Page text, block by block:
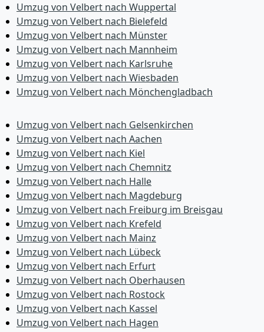
Umzug von Velbert nach Wuppertal
Umzug von Velbert nach Bielefeld
Umzug von Velbert nach Münster
Umzug von Velbert nach Mannheim
Umzug von Velbert nach Karlsruhe
Umzug von Velbert nach Wiesbaden
Umzug von Velbert nach Mönchen­gladbach
Umzug von Velbert nach Gelsenkirchen
Umzug von Velbert nach Aachen
Umzug von Velbert nach Kiel
Umzug von Velbert nach Chemnitz
Umzug von Velbert nach Halle
Umzug von Velbert nach Magdeburg
Umzug von Velbert nach Freiburg im Breisgau
Umzug von Velbert nach Krefeld
Umzug von Velbert nach Mainz
Umzug von Velbert nach Lübeck
Umzug von Velbert nach Erfurt
Umzug von Velbert nach Oberhausen
Umzug von Velbert nach Rostock
Umzug von Velbert nach Kassel
Umzug von Velbert nach Hagen